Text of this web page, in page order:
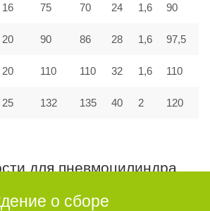
16 75 70 24 1,6 90
20 90 86 28 1,6 97,5
20 110 110 32 1,6 110
25 132 135 40 2 120
для пневмоцилиндра
о сборе